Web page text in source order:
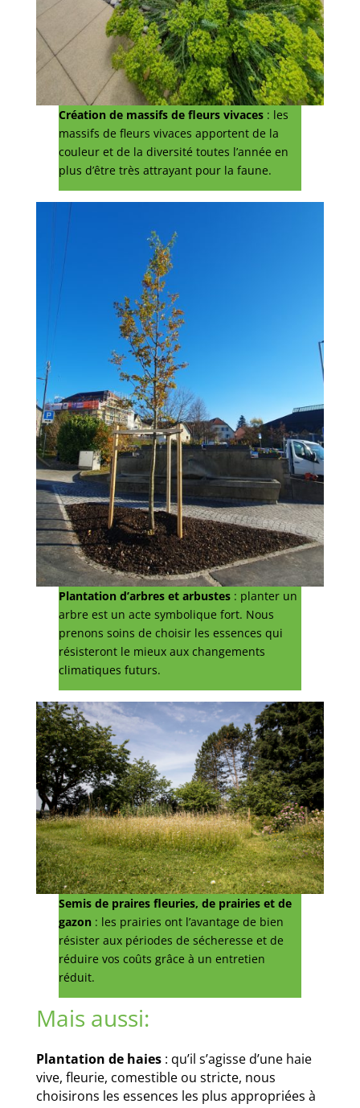
Création de massifs de fleurs vivaces : les
massifs de fleurs vivaces apportent de la
couleur et de la diversité toutes l’année en
plus d’être très attrayant pour la faune.
Plantation d’arbres et arbustes : planter un
arbre est un acte symbolique fort. Nous
prenons soins de choisir les essences qui
résisteront le mieux aux changements
climatiques futurs.
Semis de praires fleuries, de prairies et de
gazon : les prairies ont l’avantage de bien
résister aux périodes de sécheresse et de
réduire vos coûts grâce à un entretien
réduit.
Mais aussi:
Plantation de haies: qu’il s’agisse d’une haie
vive, fleurie, comestible ou stricte, nous
choisirons les essences les plus appropriées à